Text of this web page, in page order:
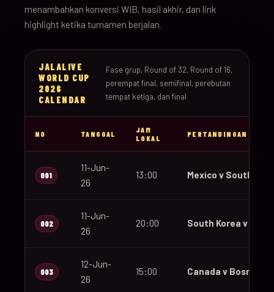
menambahkan konversi WIB, hasil akhir, dan link
highlight ketika turnamen berjalan.
JALALIVE
WORLD CUP
2026
CALENDAR
Fase grup, Round of 32, Round of 16,
perempat final, semifinal, perebutan
tempat ketiga, dan final
NO TANGGAL
JAM
LOKAL
PERTANDINGAN
001
11-Jun-
26
13:00 Mexico v South
002
11-Jun-
26
20:00 South Korea v
003
12-Jun-
26
15:00 Canada v Bosnia